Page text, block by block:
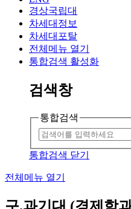
경상국립대
차세대정보
차세대포탈
전체메뉴 열기
통합검색 활성화
검색창
통합검색
통합검색 닫기
전체메뉴 열기